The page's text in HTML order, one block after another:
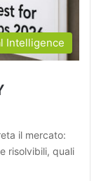
Intelligence
il mercato:
risolvibili, quali